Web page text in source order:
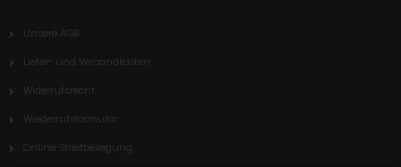
Unsere AGB
Liefer- und Versandkosten
Widerrufsrecht
Wiederrufsformular
Online-Streitbeilegung